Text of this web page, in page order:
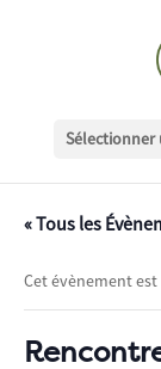
Sélectionner
« Tous les
Cet évènement est